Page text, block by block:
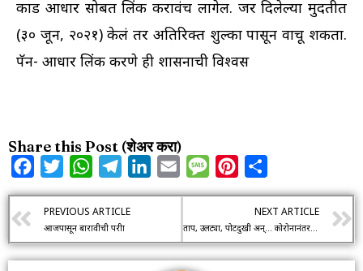
कार्ड आधार सोबत लिंक करावंच लागेल. जर दिलेल्या मुदतीत
(३० जून, २०२१) केलं तर अतिरिक्त शुल्का पासून वाचू शकता.
पॅन- आधार लिंक करणे ही शासनाची विश्वस
Share this Post (शेअर करा)
FacebookTwitterWhatsAppTelegramLinkedIn
Email MessagePinterest
PREVIOUS ARTICLE
आजपासून बारावीची परीक्षा
NEXT ARTICLE
ताप, उलट्या, पोटदुखी अन्… कोरोनानंतर ‘या’ व्हायरसचा मोठा धोका; हवेतून होतोय प्रसार